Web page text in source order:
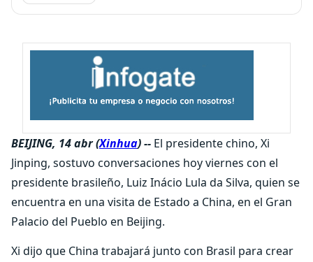
BEIJING, 14 abr (Xinhua) -- El presidente chino, Xi
Jinping, sostuvo conversaciones hoy viernes con el
presidente brasileño, Luiz Inácio Lula da Silva, quien se
encuentra en una visita de Estado a China, en el Gran
Palacio del Pueblo en Beijing.
Xi dijo que China trabajará junto con Brasil para crear